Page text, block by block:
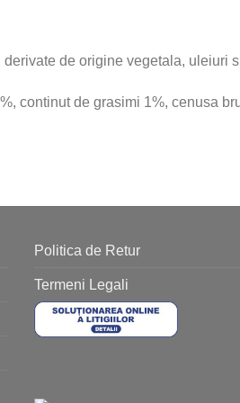
de origine vegetala, uleiuri
continut de grasimi 1%, cenusa
Politica de Retur
Termeni Legali